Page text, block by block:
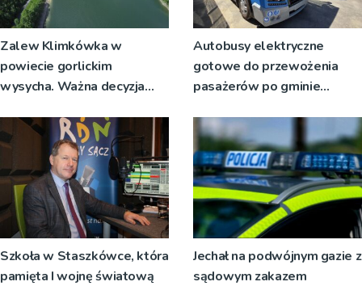
Zalew Klimkówka w
powiecie gorlickim
wysycha. Ważna decyzja
Autobusy elektryczne
gotowe do przewożenia
pasażerów po gminie
Szkoła w Staszkówce, która
pamięta I wojnę światową
Jechał na podwójnym gazie z
sądowym zakazem